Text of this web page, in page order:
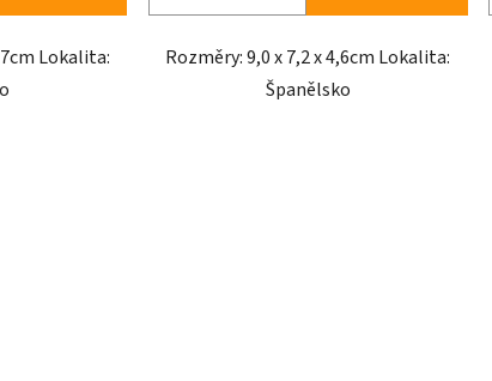
Lokalita:
Rozměry: 9,0 x 7,2 x 4,6cm Lokalita:
Španělsko